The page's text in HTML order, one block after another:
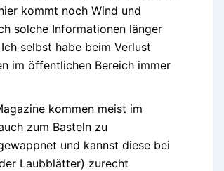
kommt noch Wind und
solche Informationen länger
selbst habe beim Verlust
im öffentlichen Bereich immer
kommen meist im
zum Basteln zu
und kannst diese bei
Laubblätter) zurecht